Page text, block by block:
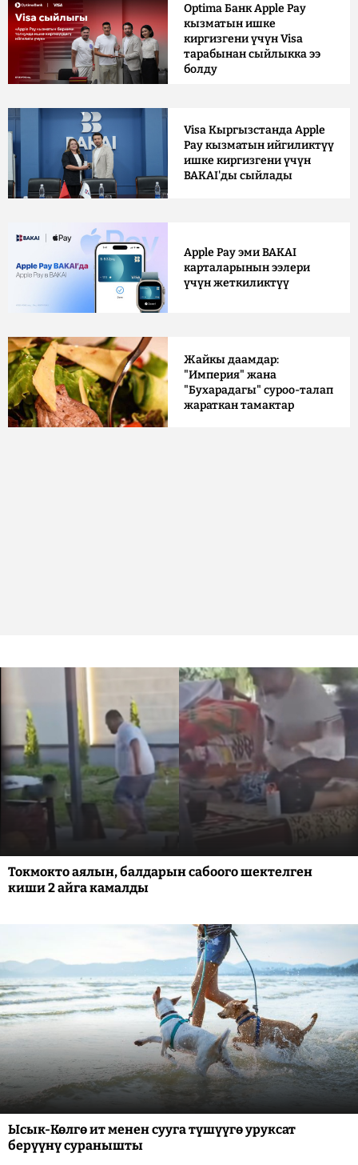
Optima Банк Apple Pay
кызматын ишке
киргизгени үчүн Visa
тарабынан сыйлыкка ээ
болду
Visa Кыргызстанда Apple
Pay кызматын ийгиликтүү
ишке киргизгени үчүн
BAKAI'ды сыйлады
Apple Pay эми BAKAI
карталарынын ээлери
үчүн жеткиликтүү
Жайкы даамдар:
"Империя" жана
"Бухарадагы" суроо-талап
жараткан тамактар
Токмокто аялын, балдарын сабоого шектелген
киши 2 айга камалды
Ысык-Көлгө ит менен сууга түшүүгө уруксат
берүүнү суранышты